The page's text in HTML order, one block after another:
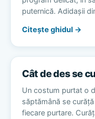
puternică. Adidașii
Citește ghidul →
Cât de des se
Un costum purtat o
săptămână se
fiecare purtare.